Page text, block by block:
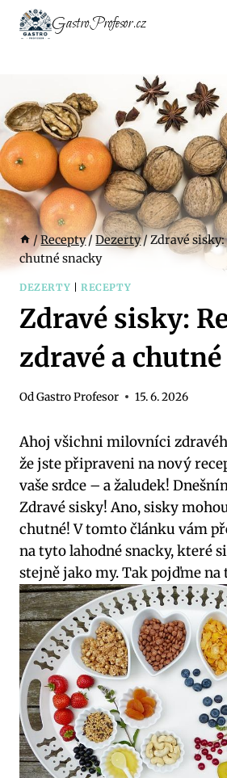
Přeskočit
GastroProfesor.cz
/Recepty/Dezerty/Zdravé sisky:
chutné snacky
DEZERTY RECEPTY
Zdravé sisky:
zdravé a
OdGastro Profesor 15. 6. 2026
Ahoj všichni milovníci
že jste připraveni na nový
vaše srdce – a žaludek!
Zdravé sisky! Ano, sisky
chutné! V tomto článku vám
na tyto lahodné snacky, které
stejně jako my. Tak pojďme na